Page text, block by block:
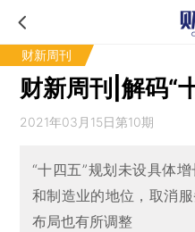
财新周刊
财新周刊|解码“
2021年03月15日第10期
“十四五”规划未设具体
和制造业的地位，取消
布局也有所调整